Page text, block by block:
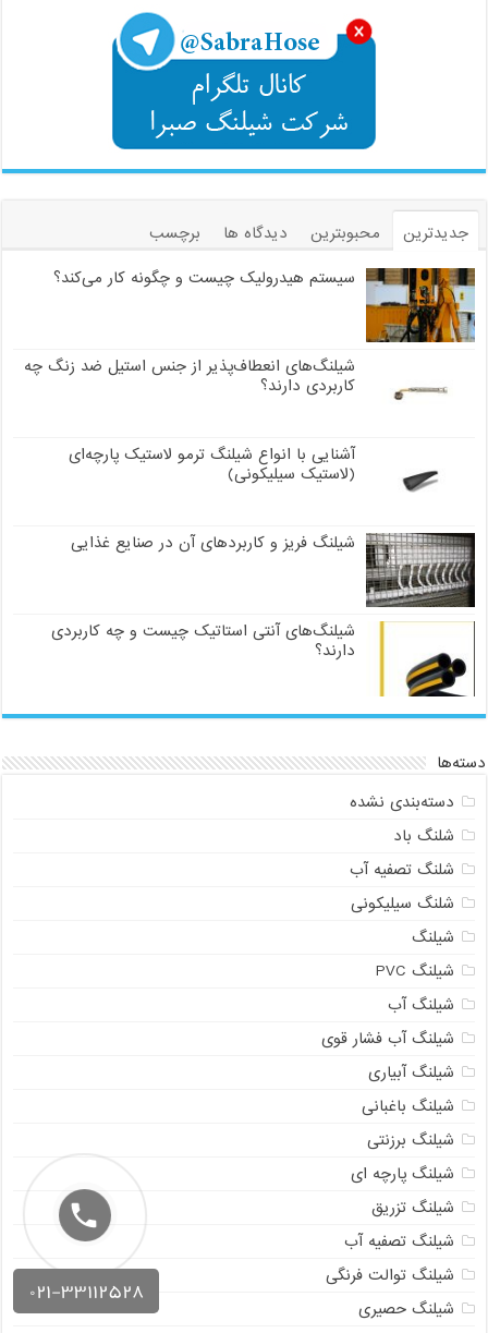
جدیدترین محبوبترین دیدگاه ها
برچسب
سیستم هیدرولیک چیست و چگونه کار می‌کند؟
شیلنگ‌های انعطاف‌پذیر از جنس استیل ضد زنگ چه
کاربردی دارند؟
آشنایی با انواع شیلنگ ترمو لاستیک پارچه‌ای
(لاستیک سیلیکونی)
شیلنگ فریز و کاربردهای آن در صنایع غذایی
شیلنگ‌های آنتی استاتیک چیست و چه کاربردی
دارند؟
دسته‌ها
دسته‌بندی نشده
شلنگ باد
شلنگ تصفیه آب
شلنگ سیلیکونی
شیلنگ
شیلنگ PVC
شیلنگ آب
شیلنگ آب فشار قوی
شیلنگ آبیاری
شیلنگ باغبانی
شیلنگ برزنتی
شیلنگ پارچه ای
شیلنگ تزریق
شیلنگ تصفیه آب
شیلنگ توالت فرنگی
شیلنگ حصیری